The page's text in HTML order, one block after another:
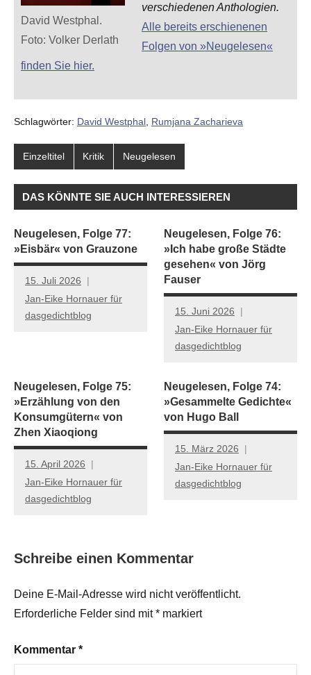
David Westphal.
Foto: Volker Derlath
verschiedenen Anthologien.
Alle bereits erschienenen
Folgen von »Neugelesen«
finden Sie hier.
Schlagwörter: David Westphal Rumjana Zacharieva
Einzeltitel Kritik Neugelesen
DAS KÖNNTE SIE AUCH INTERESSIEREN
Neugelesen, Folge 77:
»Eisbär« von Grauzone
15. Juli 2026
Jan-Eike Hornauer für
dasgedichtblog
Neugelesen, Folge 76:
»Ich habe große Städte
gesehen« von Jörg
Fauser
15. Juni 2026
Jan-Eike Hornauer für
dasgedichtblog
Neugelesen, Folge 75:
»Erzählung von den
Konsumgütern« von
Zhen Xiaoqiong
15. April 2026
Jan-Eike Hornauer für
dasgedichtblog
Neugelesen, Folge 74:
»Gesammelte Gedichte«
von Hugo Ball
15. März 2026
Jan-Eike Hornauer für
dasgedichtblog
Schreibe einen Kommentar
Deine E-Mail-Adresse wird nicht veröffentlicht.
Erforderliche Felder sind mit* markiert
Kommentar *